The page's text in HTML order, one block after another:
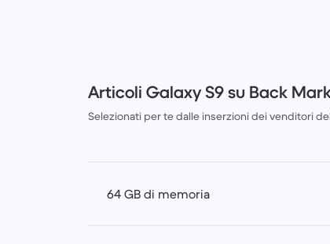
Articoli Galaxy S9 su Back
Selezionati per te dalle inserzioni dei venditori
64 GB di memoria